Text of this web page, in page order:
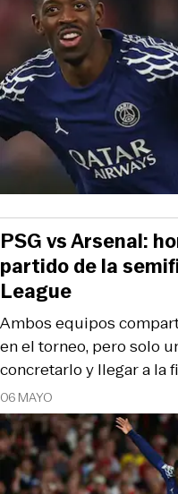
06 MAYO
Ambos equipos
en el torneo, pero solo
concretarlo y llegar a la
PSG vs Arsenal:
partido de la
League